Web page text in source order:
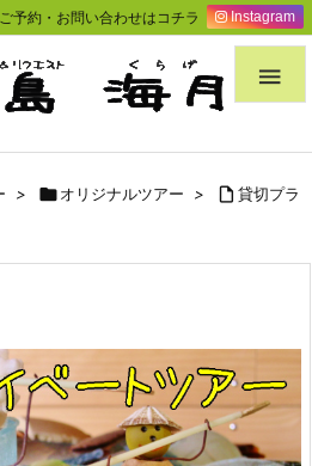

予約・お問い合わせはコチラ Instagram
> オリジナルツアー >  貸切プラ